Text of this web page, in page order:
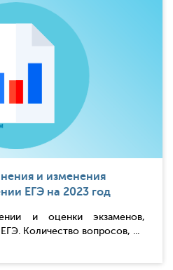
и изменения
ЕГЭ на 2023 год
и оценки экзаменов,
Количество вопросов, ...